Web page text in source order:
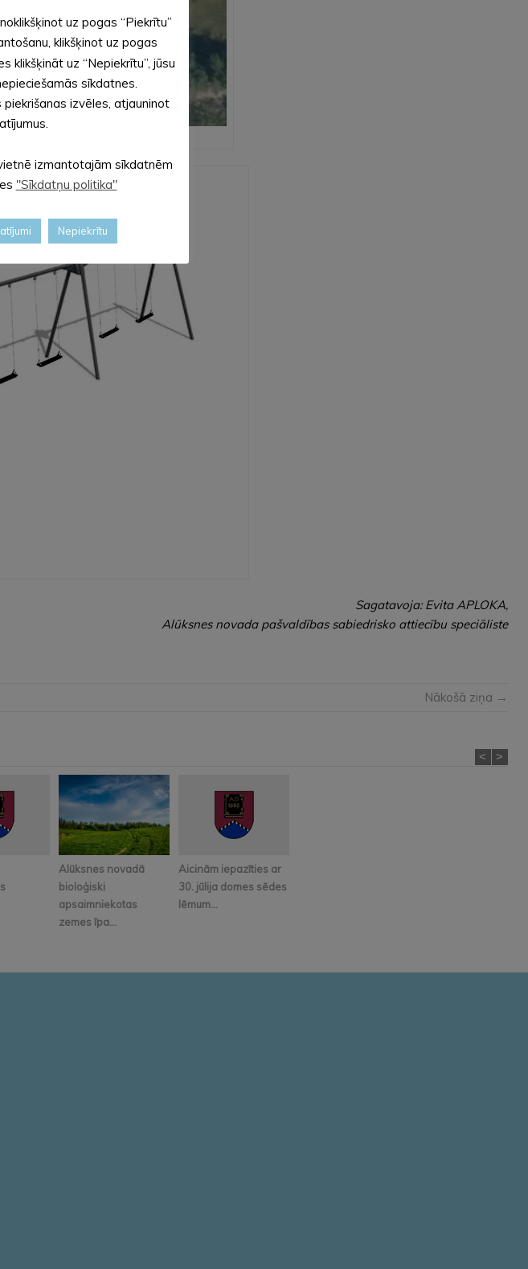
Sagatavoja: Evita APLOKA,
Alūksnes novada pašvaldības sabiedrisko attiecību speciāliste
Nākošā ziņa →
Alūksnes novadā
bioloģiski
apsaimniekotas
zemes īpa...
Aicinām iepazīties ar
30. jūlija domes sēdes
lēmum...
< >
uz pogas “Piekrītu”
klikšķinot uz pogas
klikšķināt uz “Nepiekrītu”, jūsu
sīkdatnes.
izvēles, atjauninot
izmantotajām sīkdatnēm
"Sīkdatņu politika"
Nepiekrītu